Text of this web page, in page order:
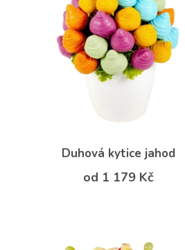
Duhová kytice jahod
od 1 179 Kč